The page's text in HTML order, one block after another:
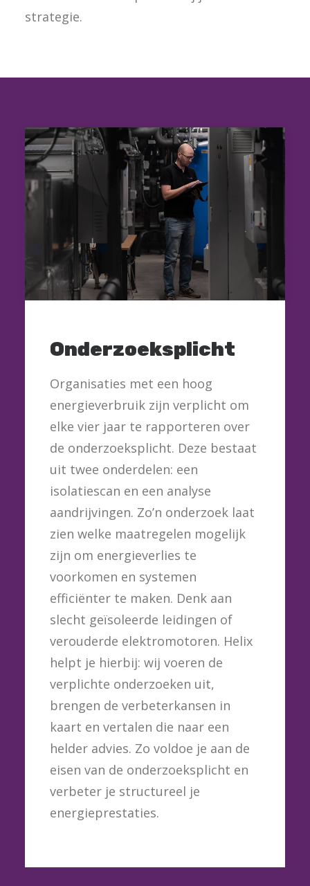
strategie.
Onderzoeksplicht
Organisaties met een hoog
energieverbruik zijn verplicht om
elke vier jaar te rapporteren over
de onderzoeksplicht. Deze bestaat
uit twee onderdelen: een
isolatiescan en een analyse
aandrijvingen. Zo’n onderzoek laat
zien welke maatregelen mogelijk
zijn om energieverlies te
voorkomen en systemen
efficiënter te maken. Denk aan
slecht geïsoleerde leidingen of
verouderde elektromotoren. Helix
helpt je hierbij: wij voeren de
verplichte onderzoeken uit,
brengen de verbeterkansen in
kaart en vertalen die naar een
helder advies. Zo voldoe je aan de
eisen van de onderzoeksplicht en
verbeter je structureel je
energieprestaties.